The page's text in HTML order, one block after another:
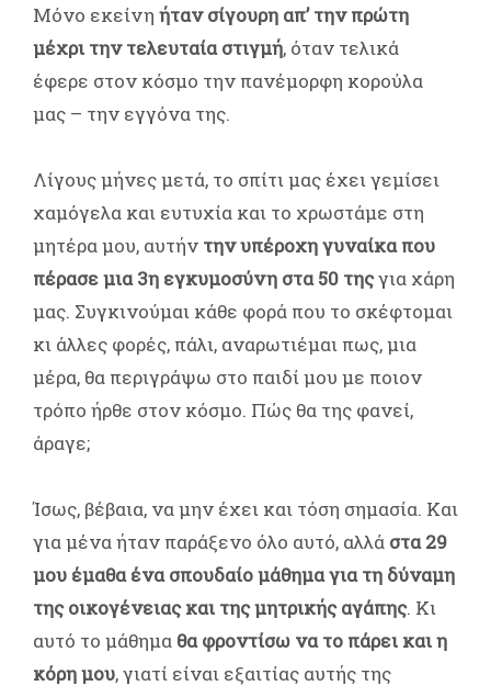
Μόνο εκείνη ήταν σίγουρη απ’ την πρώτη
μέχρι την τελευταία στιγμή, όταν τελικά
έφερε στον κόσμο την πανέμορφη κορούλα
μας – την εγγόνα της.
Λίγους μήνες μετά, το σπίτι μας έχει γεμίσει
χαμόγελα και ευτυχία και το χρωστάμε στη
μητέρα μου, αυτήν την υπέροχη γυναίκα που
πέρασε μια 3η εγκυμοσύνη στα 50 τηςγια χάρη
μας. Συγκινούμαι κάθε φορά που το σκέφτομαι
κι άλλες φορές, πάλι, αναρωτιέμαι πως, μια
μέρα, θα περιγράψω στο παιδί μου με ποιον
τρόπο ήρθε στον κόσμο. Πώς θα της φανεί,
άραγε;
Ίσως, βέβαια, να μην έχει και τόση σημασία. Και
για μένα ήταν παράξενο όλο αυτό, αλλά στα 29
μου έμαθα ένα σπουδαίο μάθημα για τη δύναμη
της οικογένειας και της μητρικής αγάπης. Κι
αυτό το μάθημα θα φροντίσω να το πάρει και η
κόρη μου, γιατί είναι εξαιτίας αυτής της